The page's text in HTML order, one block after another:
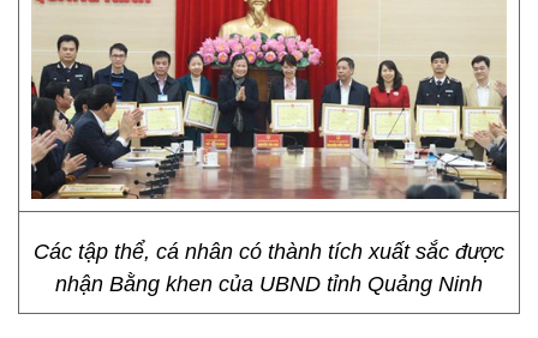
Các tập thể, cá nhân có thành tích xuất sắc được
nhận Bằng khen của UBND tỉnh Quảng Ninh